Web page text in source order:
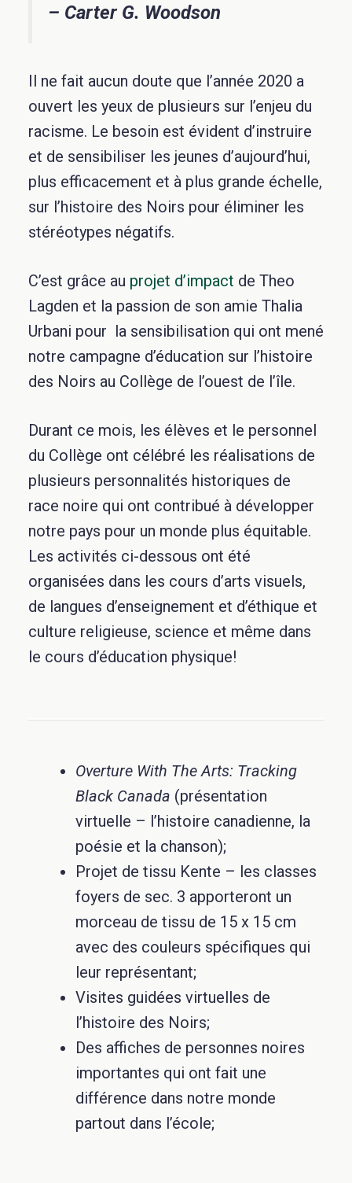
– Carter G. Woodson
Il ne fait aucun doute que l’année 2020 a
ouvert les yeux de plusieurs sur l’enjeu du
racisme. Le besoin est évident d’instruire
et de sensibiliser les jeunes d’aujourd’hui,
plus efficacement et à plus grande échelle,
sur l’histoire des Noirs pour éliminer les
stéréotypes négatifs.
C’est grâce au projet d’impact de Theo
Lagden et la passion de son amie Thalia
Urbani pour la sensibilisation qui ont mené
notre campagne d’éducation sur l’histoire
des Noirs au Collège de l’ouest de l’île.
Durant ce mois, les élèves et le personnel
du Collège ont célébré les réalisations de
plusieurs personnalités historiques de
race noire qui ont contribué à développer
notre pays pour un monde plus équitable.
Les activités ci-dessous ont été
organisées dans les cours d’arts visuels,
de langues d’enseignement et d’éthique et
culture religieuse, science et même dans
le cours d’éducation physique!
Overture With The Arts: Tracking
Black Canada (présentation
virtuelle – l’histoire canadienne, la
poésie et la chanson);
Projet de tissu Kente – les classes
foyers de sec. 3 apporteront un
morceau de tissu de 15 x 15 cm
avec des couleurs spécifiques qui
leur représentant;
Visites guidées virtuelles de
l’histoire des Noirs;
Des affiches de personnes noires
importantes qui ont fait une
différence dans notre monde
partout dans l’école;